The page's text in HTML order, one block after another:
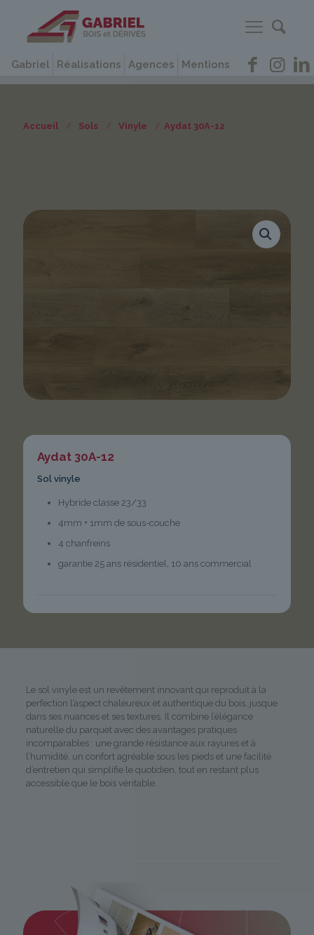
Gabriel Réalisations Agences Mentions
Accueil / Sols / Vinyle / Aydat 30A-12
Aydat 30A-12
Sol vinyle
Hybride classe 23/33
4mm + 1mm de sous-couche
4 chanfreins
garantie 25 ans résidentiel, 10 ans commercial
Le sol vinyle est un revêtement innovant qui reproduit à la
perfection l’aspect chaleureux et authentique du bois, jusque
dans ses nuances et ses textures. Il combine l’élégance
naturelle du parquet avec des avantages pratiques
incomparables : une grande résistance aux rayures et à
l’humidité, un confort agréable sous les pieds et une facilité
d’entretien qui simplifie le quotidien, tout en restant plus
accessible que le bois véritable.